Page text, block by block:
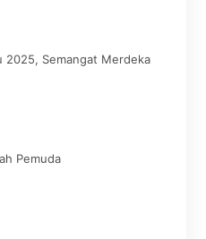
2025, Semangat Merdeka
Pemuda